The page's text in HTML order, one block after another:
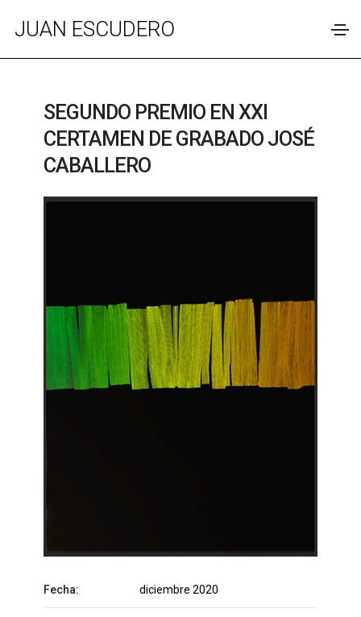
JUAN ESCUDERO
SEGUNDO PREMIO EN XXI
CERTAMEN DE GRABADO JOSÉ
CABALLERO
Fecha: diciembre 2020